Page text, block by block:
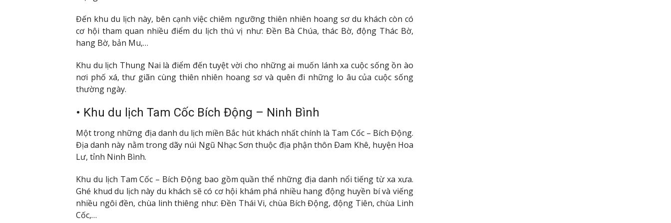
Đến khu du lịch này, bên cạnh việc chiêm ngưỡng thiên nhiên hoang sơ du khách còn có
cơ hội tham quan nhiều điểm du lịch thú vị như: Đền Bà Chúa, thác Bờ, động Thác Bờ,
hang Bờ, bản Mu,…
Khu du lịch Thung Nai là điểm đến tuyệt vời cho những ai muốn lánh xa cuộc sống ồn ào
nơi phố xá, thư giãn cùng thiên nhiên hoang sơ và quên đi những lo âu của cuộc sống
thường ngày.
• Khu du lịch Tam Cốc Bích Động – Ninh Bình
Một trong những địa danh du lịch miền Bắc hút khách nhất chính là Tam Cốc – Bích Động.
Địa danh này nằm trong dãy núi Ngũ Nhạc Sơn thuộc địa phận thôn Ðam Khê, huyện Hoa
Lư, tỉnh Ninh Bình.
Khu du lịch Tam Cốc – Bích Động bao gồm quần thể những địa danh nổi tiếng từ xa xưa.
Ghé khud du lịch này du khách sẽ có cơ hội khám phá nhiều hang động huyền bí và viếng
nhiều ngôi đền, chùa linh thiêng như: Đền Thái Vi, chùa Bích Động, động Tiên, chùa Linh
Cốc,…